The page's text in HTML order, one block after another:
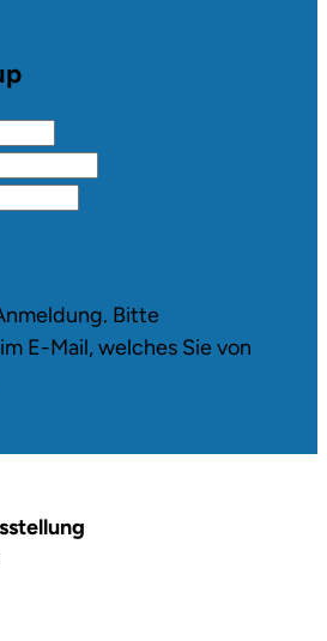
Bitte
E-Mail, welches Sie von